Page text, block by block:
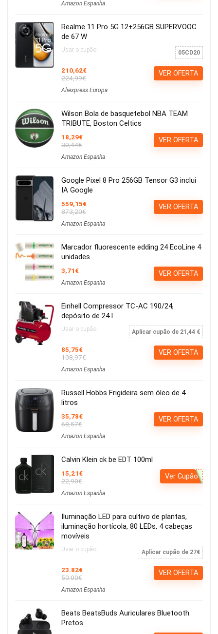
Amazon Espanha
Realme 11 Pro 5G 12+256GB SUPERVOOC
de 67 W
Usar o cupão: 05CD20
210,62€
224,99€
Aliexpress Europa
VER OFERTA
Wilson Bola de basquetebol NBA TEAM
TRIBUTE, Boston Celtics
18,29€
30,44€
Amazon Espanha
VER OFERTA
Google Pixel 8 Pro 256GB Tensor G3 inclui
IA Google
559,15€
873,20€
Amazon Espanha
VER OFERTA
Marcador fluorescente edding 24 EcoLine 4
unidades
3,71€
Amazon Espanha
VER OFERTA
Einhell Compressor TC-AC 190/24,
depósito de 24 l
Usar o cupão: Aplicar cupão de 21,44 €
85,75€
108,97€
Amazon Espanha
VER OFERTA
Russell Hobbs Frigideira sem óleo de 4
litros
35,78€
68,57€
Amazon Espanha
VER OFERTA
Calvin Klein ck be EDT 100ml
15,21€
22,90€
Amazon Espanha
Ver Cupão
Iluminação LED para cultivo de plantas,
iluminação hortícola, 80 LEDs, 4 cabeças
movíveis
Usar o cupão: Aplicar cupão de 27€
23.82€
50.00€
Amazon Espanha
VER OFERTA
Beats BeatsBuds Auriculares Bluetooth
Pretos